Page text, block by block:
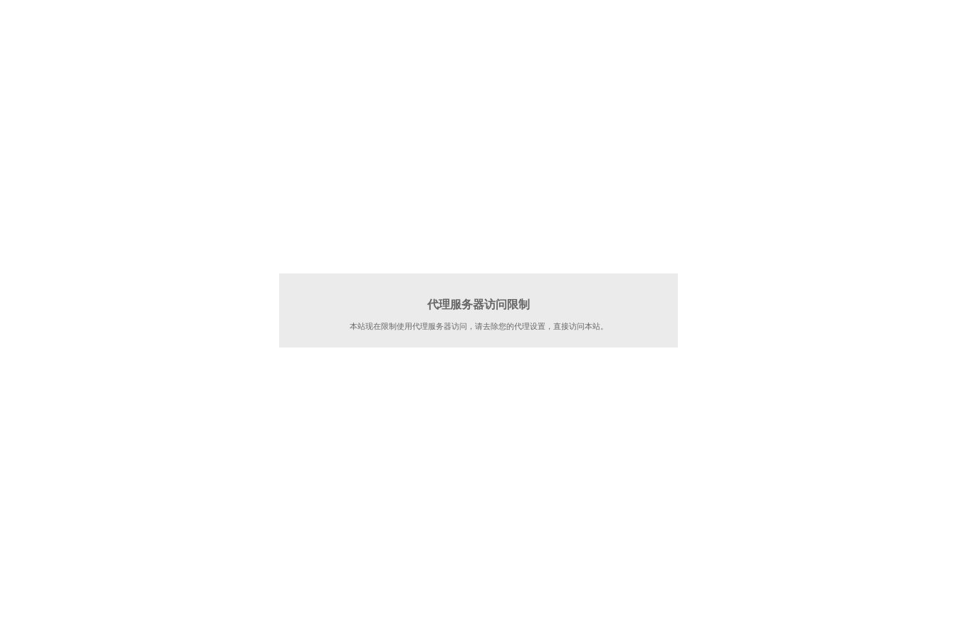
代理服务器访问限制
本站现在限制使用代理服务器访问，请去除您的代理设置，直接访问本站。